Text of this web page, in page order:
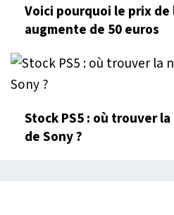
Voici pourquoi le prix
augmente de 50 euros
Stock PS5 : où trouver
de Sony ?